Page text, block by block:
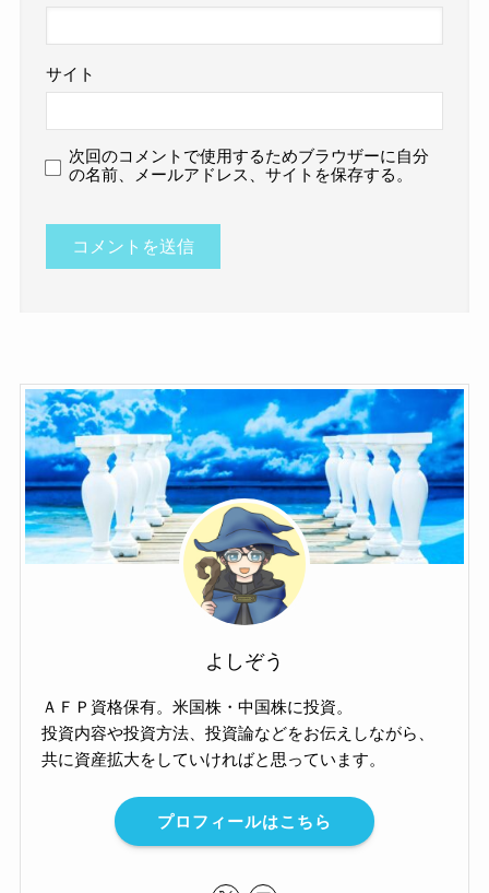
サイト
次回のコメントで使用するためブラウザーに自分
の名前、メールアドレス、サイトを保存する。
よしぞう
ＡＦＰ資格保有。米国株・中国株に投資。
投資内容や投資方法、投資論などをお伝えしながら、
共に資産拡大をしていければと思っています。
プロフィールはこちら